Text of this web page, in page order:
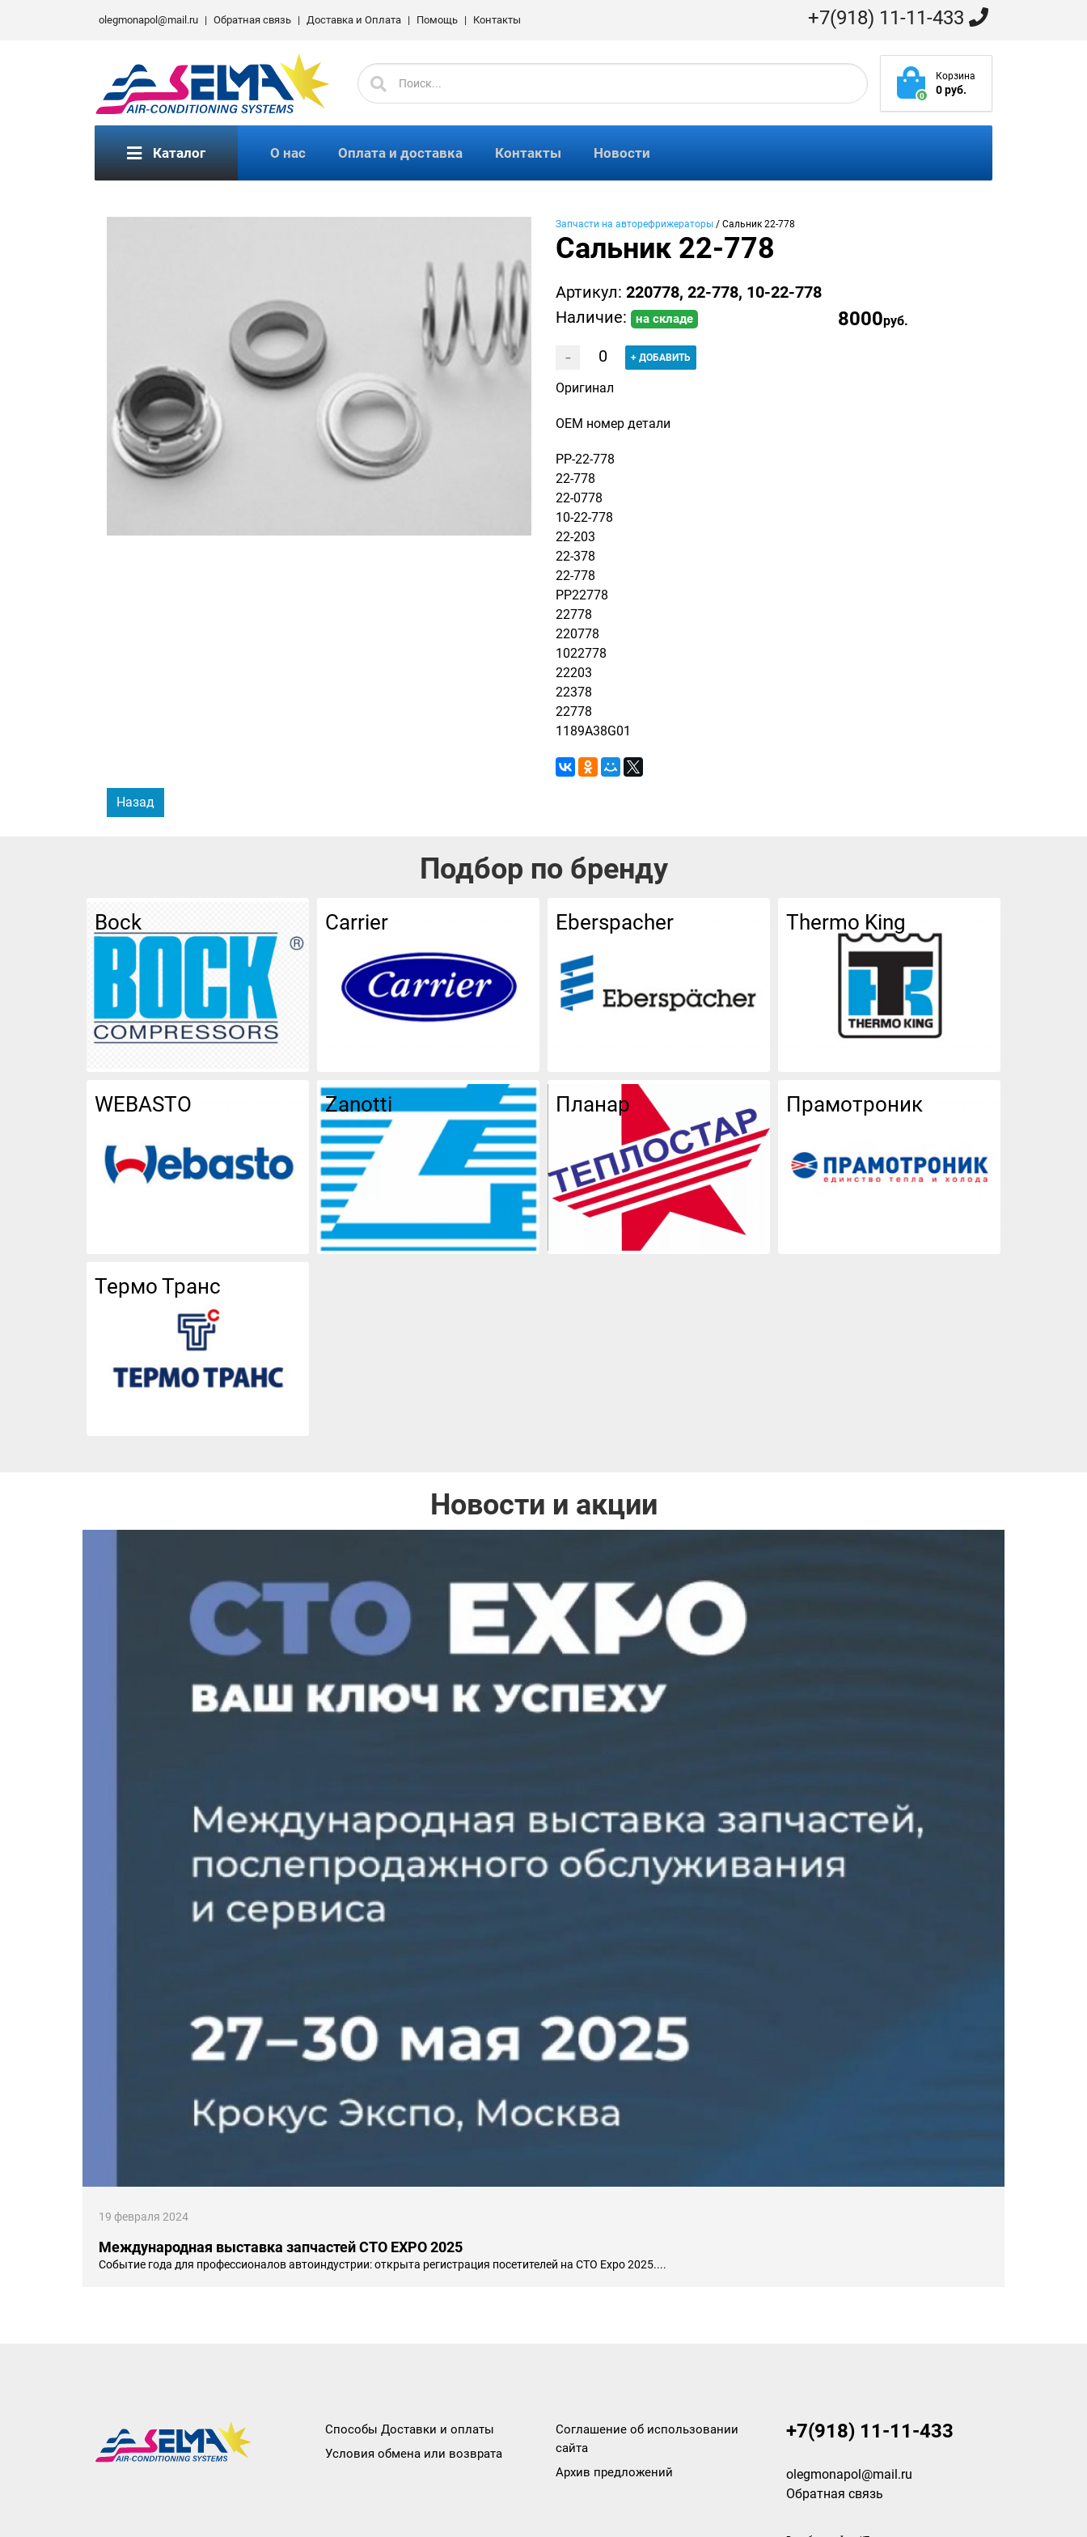
olegmonapol@mail.ru | Обратная связь | Доставка и Оплата | Помощь | Контакты +7(918) 11-11-433
Найти:
0
Корзина
0 руб.
Каталог О нас Оплата и доставка Контакты Новости
Запчасти на авторефрижераторы / Сальник 22-778
Сальник 22-778
Артикул: 220778, 22-778, 10-22-778
Наличие:
на складе 8000руб.
- + ДОБАВИТЬ
Оригинал
OEM номер детали
PP-22-778
22-778
22-0778
10-22-778
22-203
22-378
22-778
PP22778
22778
220778
1022778
22203
22378
22778
1189A38G01
Назад
Подбор по бренду
Bock Carrier Eberspacher Thermo King
WEBASTO Zanotti Планар Прамотроник
Термо Транс
Новости и акции
19 февраля 2024
Международная выставка запчастей CTO EXPO 2025
Событие года для профессионалов автоиндустрии: открыта регистрация посетителей на СТО Expo 2025....
Способы Доставки и оплаты
Условия обмена или возврата
Соглашение об использовании
сайта
Архив предложений
+7(918) 11-11-433
olegmonapol@mail.ru
Обратная связь